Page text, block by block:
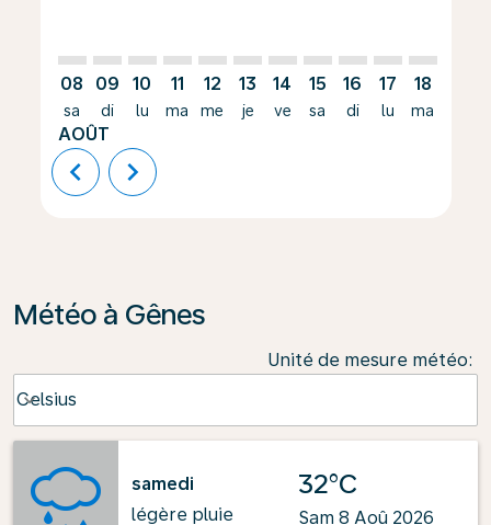
08
sa
AOÛT
09
di
10
lu
11
ma
12
me
13
je
14
ve
15
sa
16
di
17
lu
18
ma
chevron_left chevron_right
Météo à Gênes
Unité de mesure météo:
Celsius
keyboard_arrow_down
samedi
légère pluie
32°C
Sam 8 Aoû 2026